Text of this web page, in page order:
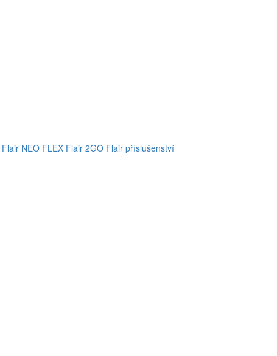
Flair NEO FLEX Flair 2GO Flair příslušenství